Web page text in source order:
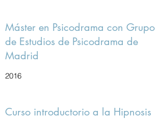
Máster en Psicodrama con Grupo
de Estudios de Psicodrama de
Madrid
2016
Curso introductorio a la Hipnosis